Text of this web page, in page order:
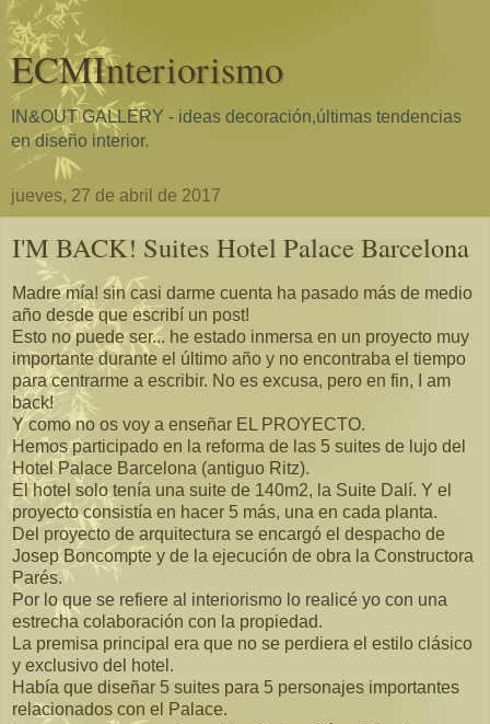
ECMInteriorismo
IN&OUT GALLERY - ideas decoración,últimas tendencias
en diseño interior.
jueves, 27 de abril de 2017
I'M BACK! Suites Hotel Palace Barcelona
Madre mía! sin casi darme cuenta ha pasado más de medio
año desde que escribí un post!
Esto no puede ser... he estado inmersa en un proyecto muy
importante durante el último año y no encontraba el tiempo
para centrarme a escribir. No es excusa, pero en fin, I am
back!
Y como no os voy a enseñar EL PROYECTO.
Hemos participado en la reforma de las 5 suites de lujo del
Hotel Palace Barcelona (antiguo Ritz).
El hotel solo tenía una suite de 140m2, la Suite Dalí. Y el
proyecto consistía en hacer 5 más, una en cada planta.
Del proyecto de arquitectura se encargó el despacho de
Josep Boncompte y de la ejecución de obra la Constructora
Parés.
Por lo que se refiere al interiorismo lo realicé yo con una
estrecha colaboración con la propiedad.
La premisa principal era que no se perdiera el estilo clásico
y exclusivo del hotel.
Había que diseñar 5 suites para 5 personajes importantes
relacionados con el Palace.